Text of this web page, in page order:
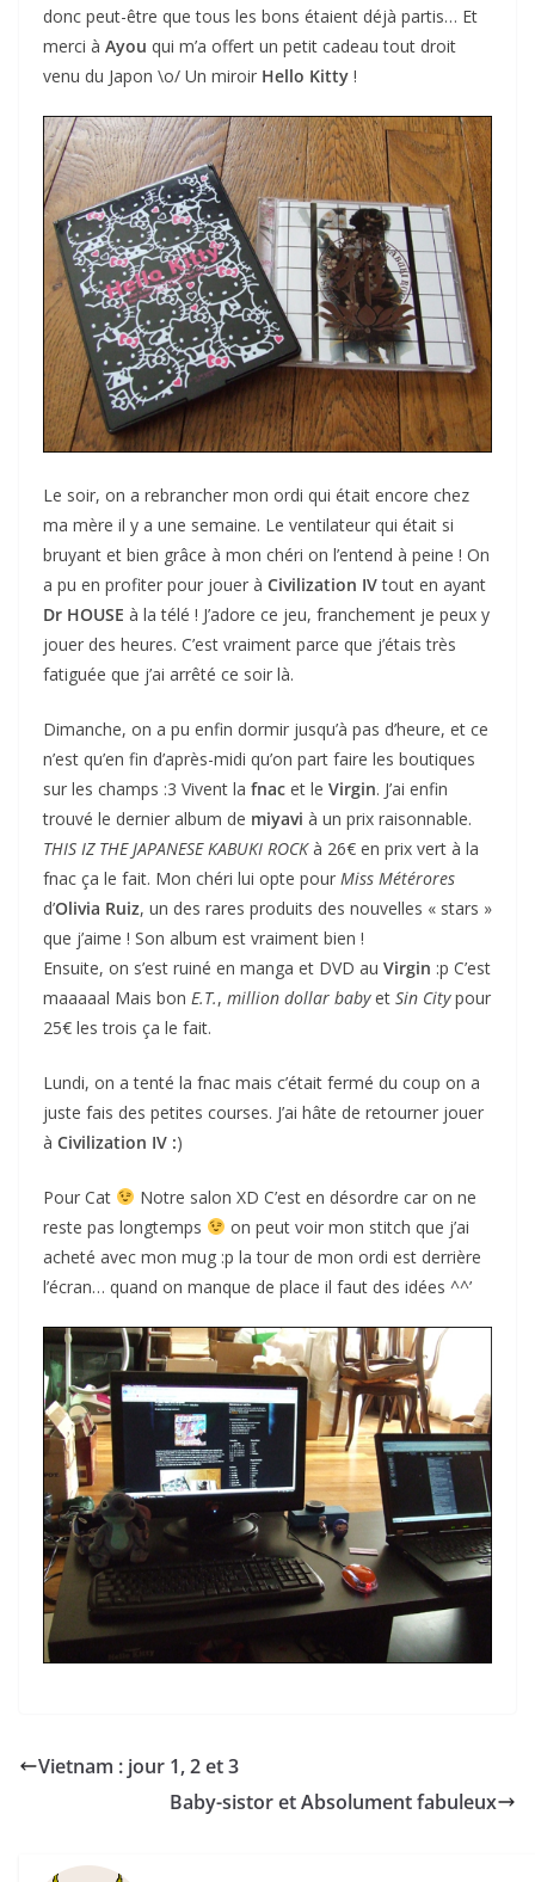
donc peut-être que tous les bons étaient déjà partis… Et
merci à Ayou qui m’a offert un petit cadeau tout droit
venu du Japon \o/ Un miroir Hello Kitty !
Le soir, on a rebrancher mon ordi qui était encore chez
ma mère il y a une semaine. Le ventilateur qui était si
bruyant et bien grâce à mon chéri on l’entend à peine ! On
a pu en profiter pour jouer à Civilization IVtout en ayant
Dr HOUSE à la télé ! J’adore ce jeu, franchement je peux y
jouer des heures. C’est vraiment parce que j’étais très
fatiguée que j’ai arrêté ce soir là.
Dimanche, on a pu enfin dormir jusqu’à pas d’heure, et ce
n’est qu’en fin d’après-midi qu’on part faire les boutiques
sur les champs :3 Vivent la fnac et le Virgin. J’ai enfin
trouvé le dernier album de miyavi à un prix raisonnable.
THIS IZ THE JAPANESE KABUKI ROCKà 26€ en prix vert à la
fnac ça le fait. Mon chéri lui opte pour Miss Métérores
d’Olivia Ruiz, un des rares produits des nouvelles « stars »
que j’aime ! Son album est vraiment bien !
Ensuite, on s’est ruiné en manga et DVD au Virgin :p C’est
maaaaal Mais bon E.T., million dollar babyet Sin Citypour
25€ les trois ça le fait.
Lundi, on a tenté la fnac mais c’était fermé du coup on a
juste fais des petites courses. J’ai hâte de retourner jouer
à Civilization IV :)
Pour Cat
Notre salon XD C’est en désordre car on ne
reste pas longtemps
on peut voir mon stitch que j’ai
acheté avec mon mug :p la tour de mon ordi est derrière
l’écran… quand on manque de place il faut des idées ^^’
Vietnam : jour 1, 2 et 3
Baby-sistor et Absolument fabuleux